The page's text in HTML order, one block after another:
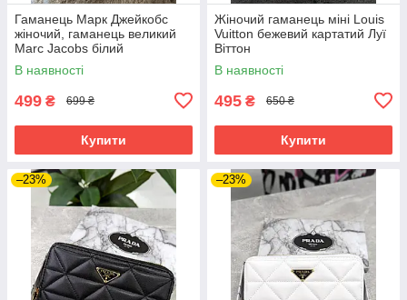
Гаманець Марк Джейкобс
жіночий, гаманець великий
Marc Jacobs білий
В наявності
499 ₴ 699 ₴
Купити
Жіночий гаманець міні Louis
Vuitton бежевий картатий Луї
Віттон
В наявності
495 ₴ 650 ₴
Купити
–23% –23%